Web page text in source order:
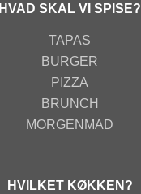
HVAD SKAL VI SPISE?
TAPAS
BURGER
PIZZA
BRUNCH
MORGENMAD
HVILKET KØKKEN?